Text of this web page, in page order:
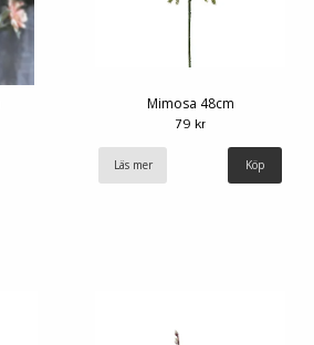
Mimosa 48cm
79 kr
Läs mer